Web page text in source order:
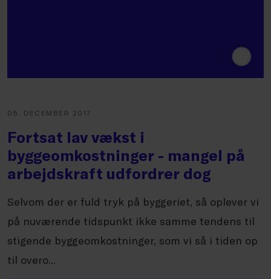
05. DECEMBER 2017
Fortsat lav vækst i
byggeomkostninger - mangel på
arbejdskraft udfordrer dog
Selvom der er fuld tryk på byggeriet, så oplever vi
på nuværende tidspunkt ikke samme tendens til
stigende byggeomkostninger, som vi så i tiden op
til overo...